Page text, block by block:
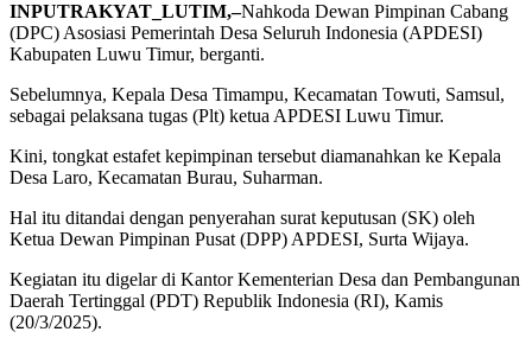
INPUTRAKYAT_LUTIM,–Nahkoda Dewan Pimpinan Cabang
(DPC) Asosiasi Pemerintah Desa Seluruh Indonesia (APDESI)
Kabupaten Luwu Timur, berganti.
Sebelumnya, Kepala Desa Timampu, Kecamatan Towuti, Samsul,
sebagai pelaksana tugas (Plt) ketua APDESI Luwu Timur.
Kini, tongkat estafet kepimpinan tersebut diamanahkan ke Kepala
Desa Laro, Kecamatan Burau, Suharman.
Hal itu ditandai dengan penyerahan surat keputusan (SK) oleh
Ketua Dewan Pimpinan Pusat (DPP) APDESI, Surta Wijaya.
Kegiatan itu digelar di Kantor Kementerian Desa dan Pembangunan
Daerah Tertinggal (PDT) Republik Indonesia (RI), Kamis
(20/3/2025).